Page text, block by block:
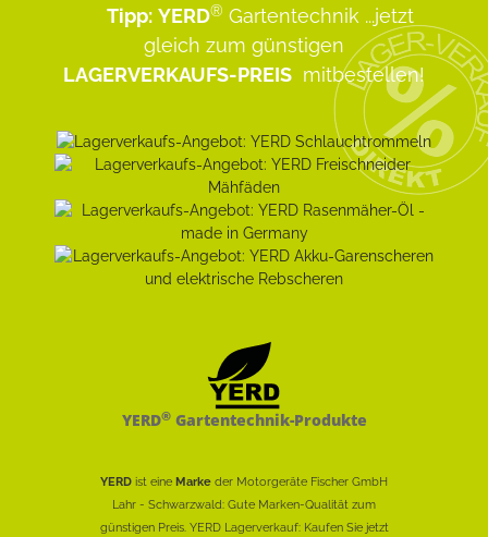
Tipp: YERD® Gartentechnik ...jetzt
gleich zum günstigen
LAGERVERKAUFS-PREIS mitbestellen!
YERD®Gartentechnik-Produkte
YERD ist eine Marke der Motorgeräte Fischer GmbH
Lahr - Schwarzwald: Gute Marken-Qualität zum
günstigen Preis. YERD Lagerverkauf: Kaufen Sie jetzt